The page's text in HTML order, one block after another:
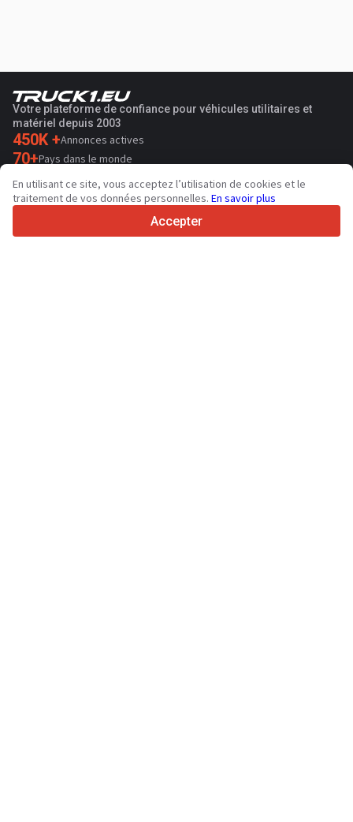
Votre plateforme de confiance pour véhicules utilitaires et
matériel depuis 2003
450K +Annonces actives
70+Pays dans le monde
36 Langues prises en charge
4.7/5
En utilisant ce site, vous acceptez l’utilisation de cookies et le
traitement de vos données personnelles. En savoir plus
Accepter